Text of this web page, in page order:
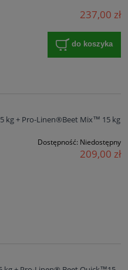
237,00 zł
do koszyka
kg + Pro-Linen®Beet Mix™ 15 kg
Dostępność: Niedostępny
209,00 zł